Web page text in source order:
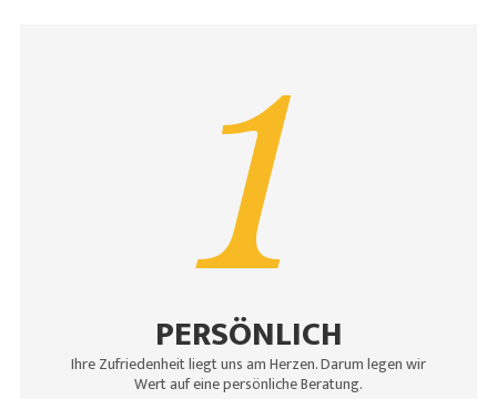
1
PERSÖNLICH
Ihre Zufriedenheit liegt uns am Herzen. Darum legen wir
Wert auf eine persönliche Beratung.